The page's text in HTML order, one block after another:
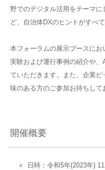
野でのデジタル活用をテーマ
ど、自治体DXのヒントがすべ
本フォーラムの展示ブースに
実験および運行事例の紹介や
ていただきます。また、企業
味のある方のご参加お待ちして
開催概要
日時：令和5年(2023年)